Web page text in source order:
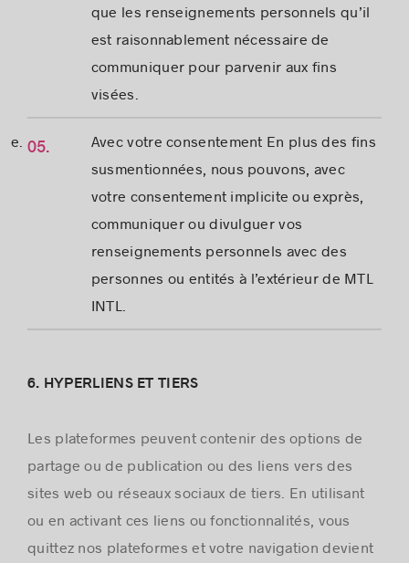
que les renseignements personnels qu’il
est raisonnablement nécessaire de
communiquer pour parvenir aux fins
visées.
Avec votre consentement En plus des fins
susmentionnées, nous pouvons, avec
votre consentement implicite ou exprès,
communiquer ou divulguer vos
renseignements personnels avec des
personnes ou entités à l’extérieur de MTL
INTL.
6. HYPERLIENS ET TIERS
Les plateformes peuvent contenir des options de
partage ou de publication ou des liens vers des
sites web ou réseaux sociaux de tiers. En utilisant
ou en activant ces liens ou fonctionnalités, vous
quittez nos plateformes et votre navigation devient